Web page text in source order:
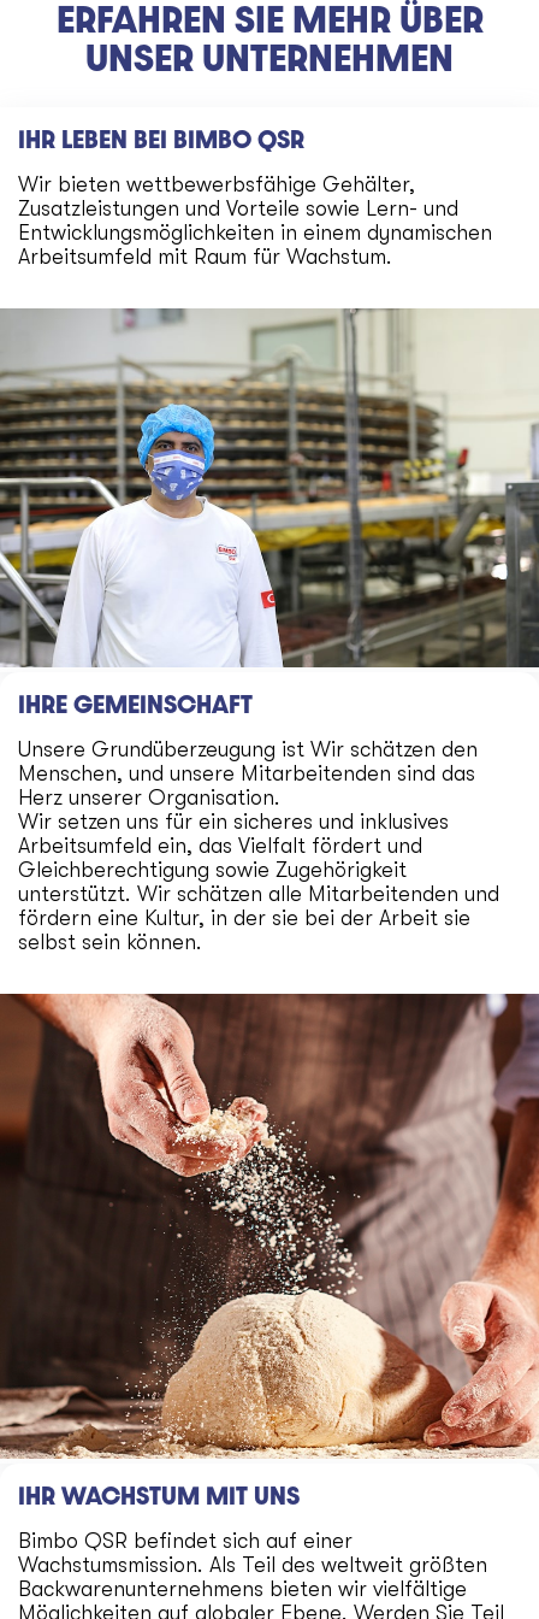
ERFAHREN SIE MEHR ÜBER
UNSER UNTERNEHMEN
IHR LEBEN BEI BIMBO QSR
Wir bieten wettbewerbsfähige Gehälter,
Zusatzleistungen und Vorteile sowie Lern- und
Entwicklungsmöglichkeiten in einem dynamischen
Arbeitsumfeld mit Raum für Wachstum.
IHRE GEMEINSCHAFT
Unsere Grundüberzeugung ist Wir schätzen den
Menschen, und unsere Mitarbeitenden sind das
Herz unserer Organisation.
Wir setzen uns für ein sicheres und inklusives
Arbeitsumfeld ein, das Vielfalt fördert und
Gleichberechtigung sowie Zugehörigkeit
unterstützt. Wir schätzen alle Mitarbeitenden und
fördern eine Kultur, in der sie bei der Arbeit sie
selbst sein können.
IHR WACHSTUM MIT UNS
Bimbo QSR befindet sich auf einer
Wachstumsmission. Als Teil des weltweit größten
Backwarenunternehmens bieten wir vielfältige
Möglichkeiten auf globaler Ebene. Werden Sie Teil